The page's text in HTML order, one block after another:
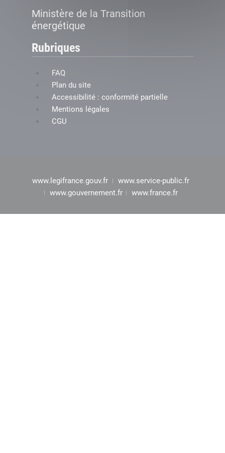
Ministère de la Transition
énergétique
Rubriques
FAQ
Plan du site
Accessibilité : conformité partielle
Mentions légales
CGU
www.legifrance.gouv.fr
www.service-public.fr
www.gouvernement.fr
www.france.fr